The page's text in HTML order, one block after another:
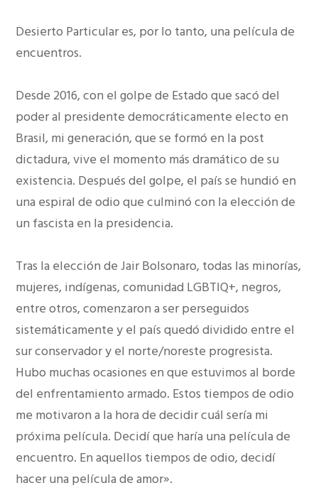
Desierto Particular es, por lo tanto, una película de
encuentros.
Desde 2016, con el golpe de Estado que sacó del
poder al presidente democráticamente electo en
Brasil, mi generación, que se formó en la post
dictadura, vive el momento más dramático de su
existencia. Después del golpe, el país se hundió en
una espiral de odio que culminó con la elección de
un fascista en la presidencia.
Tras la elección de Jair Bolsonaro, todas las minorías,
mujeres, indígenas, comunidad LGBTIQ+, negros,
entre otros, comenzaron a ser perseguidos
sistemáticamente y el país quedó dividido entre el
sur conservador y el norte/noreste progresista.
Hubo muchas ocasiones en que estuvimos al borde
del enfrentamiento armado. Estos tiempos de odio
me motivaron a la hora de decidir cuál sería mi
próxima película. Decidí que haría una película de
encuentro. En aquellos tiempos de odio, decidí
hacer una película de amor».